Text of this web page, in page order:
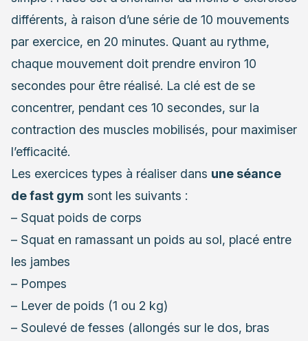
différents, à raison d’une série de 10 mouvements
par exercice, en 20 minutes. Quant au rythme,
chaque mouvement doit prendre environ 10
secondes pour être réalisé. La clé est de se
concentrer, pendant ces 10 secondes, sur la
contraction des muscles mobilisés, pour maximiser
l’efficacité.
Les exercices types à réaliser dans une séance
de fast gym sont les suivants :
– Squat poids de corps
– Squat en ramassant un poids au sol, placé entre
les jambes
– Pompes
– Lever de poids (1 ou 2 kg)
– Soulevé de fesses (allongés sur le dos, bras